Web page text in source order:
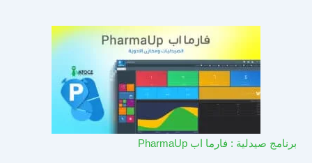
برنامج صيدلية : فارما اب PharmaUp​